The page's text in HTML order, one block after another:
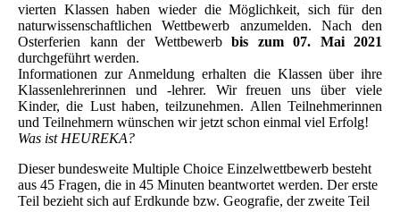
vierten Klassen haben wieder die Möglichkeit, sich für den
naturwissenschaftlichen Wettbewerb anzumelden. Nach den
Osterferien kann der Wettbewerb bis zum 07. Mai 2021
durchgeführt werden.
Informationen zur Anmeldung erhalten die Klassen über ihre
Klassenlehrerinnen und -lehrer. Wir freuen uns über viele
Kinder, die Lust haben, teilzunehmen. Allen Teilnehmerinnen
und Teilnehmern wünschen wir jetzt schon einmal viel Erfolg!
Was ist HEUREKA?
Dieser bundesweite Multiple Choice Einzelwettbewerb besteht
aus 45 Fragen, die in 45 Minuten beantwortet werden. Der erste
Teil bezieht sich auf Erdkunde bzw. Geografie, der zweite Teil